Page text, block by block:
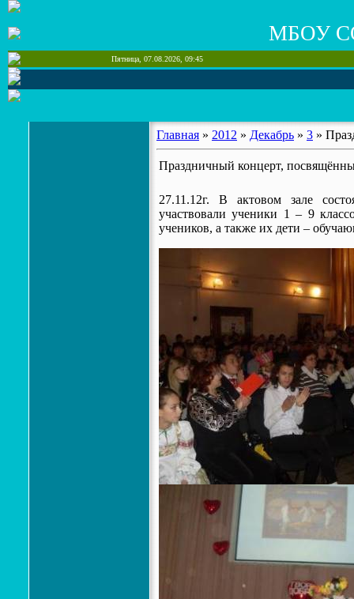
МБОУ
Пятница, 07.08.2026, 09:45
Главная » 2012 » Декабрь » 3 »
Праздничный концерт,
27.11.12г. В актовом зале
участвовали ученики 1 – 9
учеников, а также их дети –